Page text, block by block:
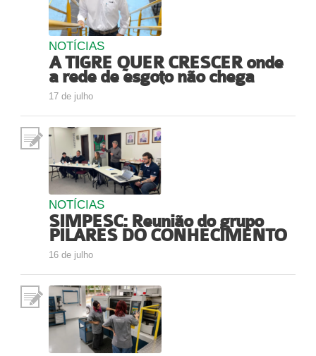
NOTÍCIAS
A TIGRE QUER CRESCER onde
a rede de esgoto não chega
17 de julho
NOTÍCIAS
SIMPESC: Reunião do grupo
PILARES DO CONHECIMENTO
16 de julho